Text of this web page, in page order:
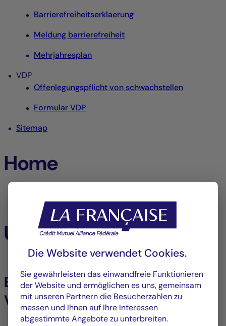
Barrierefreiheitserklaerung
Meldung barrierefreiheit
Mehrjahresplan
VDP
Offenlegungspflicht von schwachstellen
Formular VDP
Sitemap
Home
Unsere fonds
Börsennotierte
Vermögenswerte
Die Website verwendet Cookies.
Sie gewährleisten das einwandfreie Funktionieren
der Website und ermöglichen es uns, gemeinsam
mit unseren Partnern die Besucherzahlen zu
messen und Ihnen auf Ihre Interessen
abgestimmte Angebote zu unterbreiten.